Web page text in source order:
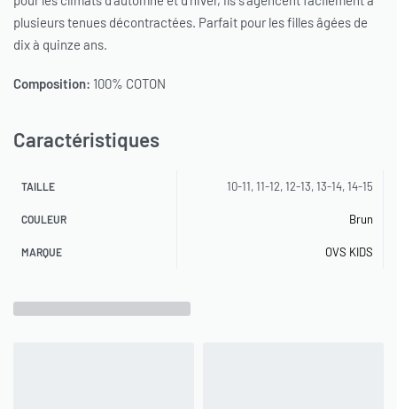
plusieurs tenues décontractées. Parfait pour les filles âgées de
dix à quinze ans.
Composition: 100% COTON
Caractéristiques
TAILLE 10-11, 11-12, 12-13, 13-14, 14-15
COULEUR Brun
MARQUE OVS KIDS